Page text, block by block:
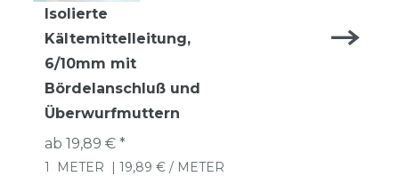
Isolierte
Kältemittelleitung,
6/10mm mit
Bördelanschluß und
Überwurfmuttern
ab 19,89 € *
1 METER | 19,89 € / METER